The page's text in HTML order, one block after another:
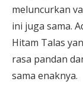
meluncurkan
ini juga sama.
Hitam Talas
rasa pandan
sama enaknya.